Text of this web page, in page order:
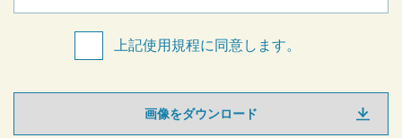
上記使用規程に同意します。
画像をダウンロード